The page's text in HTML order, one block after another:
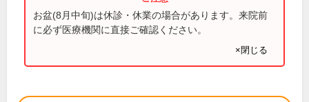
お盆(8月中旬)は休診・休業の場合があります。来院前
に必ず医療機関に直接ご確認ください。
×閉じる